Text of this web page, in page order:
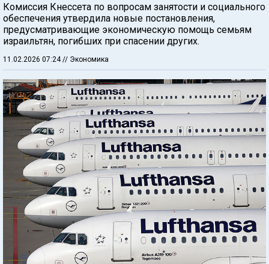
Комиссия Кнессета по вопросам занятости и социального
обеспечения утвердила новые постановления,
предусматривающие экономическую помощь семьям
израильтян, погибших при спасении других.
11.02.2026 07:24 // Экономика